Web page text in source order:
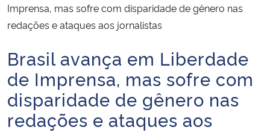
Ministério da Economia
Ministério da Infraestrutura
Ministério da Agricultura, Pecuária e Abastecimento
Ministério da Educação
Imprensa, mas sofre com disparidade de gênero nas
redações e ataques aos jornalistas
Início do conteúdo
Brasil avança em Liberdade
de Imprensa, mas sofre com
disparidade de gênero nas
redações e ataques aos